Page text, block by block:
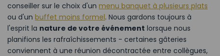
conseiller sur le choix d'un menu banquet à plusieurs plats
ou d'un buffet moins formel. Nous gardons toujours à
l'esprit la nature de votre événement lorsque nous
planifions les rafraîchissements - certaines gâteries
conviennent à une réunion décontractée entre collègues,